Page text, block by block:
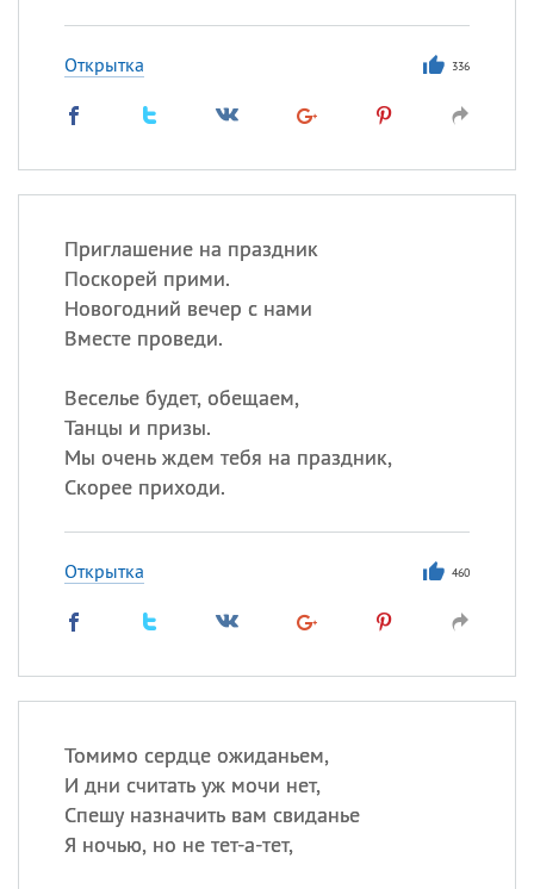
Открытка 336
Приглашение на праздник
Поскорей прими.
Новогодний вечер с нами
Вместе проведи.
Веселье будет, обещаем,
Танцы и призы.
Мы очень ждем тебя на праздник,
Скорее приходи.
Открытка 460
Томимо сердце ожиданьем,
И дни считать уж мочи нет,
Спешу назначить вам свиданье
Я ночью, но не тет-а-тет,